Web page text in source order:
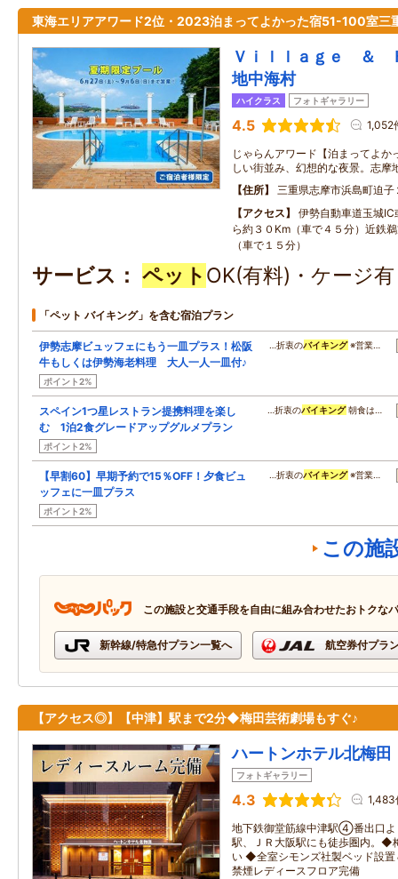
東海エリアアワード2位・2023泊まってよかった宿51-100室三
Ｖｉｌｌａｇｅ ＆
地中海村
ハイクラス フォトギャラリー
4.5 1,052
じゃらんアワード【泊まってよか
しい街並み、幻想的な夜景。志摩
住所
三重県志摩市浜島町迫子
アクセス
伊勢自動車道玉城
ら約３０Km（車で４５分）近鉄
（車で１５分）
サービス ペット OK(有料)・ケージ
「ペット バイキング」を含む宿泊プラン
伊勢志摩ビュッフェにもう一皿プラス！松阪
牛もしくは伊勢海老料理 大人一人一皿付♪
ポイント2%
…折衷のバイキング※営業…
スペイン1つ星レストラン提携料理を楽し
む 1泊2食グレードアップグルメプラン
ポイント2%
…折衷のバイキング朝食は…
【早割60】早期予約で15％OFF！夕食ビュ
ッフェに一皿プラス
ポイント2%
…折衷のバイキング※営業…
この施
この施設と交通手段を自由に組み合わせたおトクな
新幹線/特急付プラン一覧へ 航空券付プラ
【アクセス◎】【中津】駅まで2分◆梅田芸術劇場もすぐ♪
ハートンホテル北梅田
フォトギャラリー
4.3 1,483
地下鉄御堂筋線中津駅④番出口よ
駅、ＪＲ大阪駅にも徒歩圏内。◆
い ◆全室シモンズ社製ベッド設
禁煙レディースフロア完備